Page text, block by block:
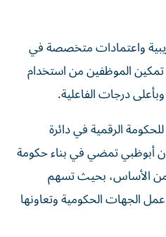
واعتمادات متخصصة في
الموظفين من استخدام
درجات الفاعلية.
الرقمية في دائرة
أبوظبي تمضي في بناء حكومة
من الأساس، بحيث تسهم
عمل الجهات الحكومية وتعاونها